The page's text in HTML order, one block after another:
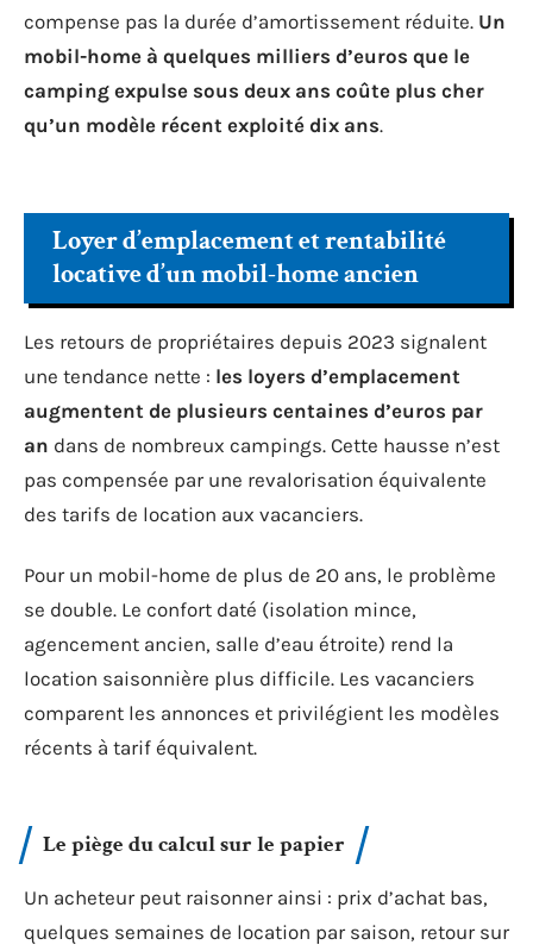
compense pas la durée d’amortissement réduite. Un
mobil-home à quelques milliers d’euros que le
camping expulse sous deux ans coûte plus cher
qu’un modèle récent exploité dix ans.
Loyer d’emplacement et rentabilité
locative d’un mobil-home ancien
Les retours de propriétaires depuis 2023 signalent
une tendance nette : les loyers d’emplacement
augmentent de plusieurs centaines d’euros par
an dans de nombreux campings. Cette hausse n’est
pas compensée par une revalorisation équivalente
des tarifs de location aux vacanciers.
Pour un mobil-home de plus de 20 ans, le problème
se double. Le confort daté (isolation mince,
agencement ancien, salle d’eau étroite) rend la
location saisonnière plus difficile. Les vacanciers
comparent les annonces et privilégient les modèles
récents à tarif équivalent.
Le piège du calcul sur le papier
Un acheteur peut raisonner ainsi : prix d’achat bas,
quelques semaines de location par saison, retour sur